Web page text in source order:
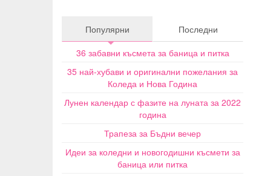
Популярни
Последни
36 забавни късмета за баница и питка
35 най-хубави и оригинални пожелания за
Коледа и Нова Година
Лунен календар с фазите на луната за 2022
година
Трапеза за Бъдни вечер
Идеи за коледни и новогодишни късмети за
баница или питка